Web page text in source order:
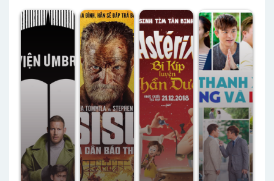
Minh –
Status: 16 /
Minh
Lồng Tiếng
– Status:
HD Lồng
Tiếng
– Status:
09 / 09
Lồng Tiếng
– Status:
HD Lồng
Tiếng